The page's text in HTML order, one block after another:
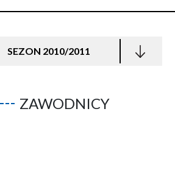
SEZON 2010/2011
ZAWODNICY